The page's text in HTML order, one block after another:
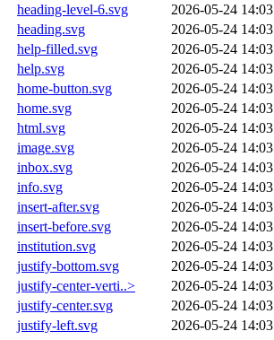
heading-level-6.svg
2026-05-24 14:03
heading.svg
2026-05-24 14:03
help-filled.svg
2026-05-24 14:03
help.svg
2026-05-24 14:03
home-button.svg
2026-05-24 14:03
home.svg
2026-05-24 14:03
html.svg
2026-05-24 14:03
image.svg
2026-05-24 14:03
inbox.svg
2026-05-24 14:03
info.svg
2026-05-24 14:03
insert-after.svg
2026-05-24 14:03
insert-before.svg
2026-05-24 14:03
institution.svg
2026-05-24 14:03
justify-bottom.svg
2026-05-24 14:03
justify-center-verti..>
2026-05-24 14:03
justify-center.svg
2026-05-24 14:03
justify-left.svg
2026-05-24 14:03